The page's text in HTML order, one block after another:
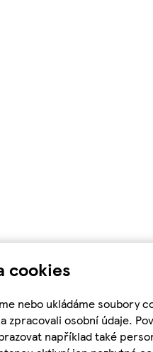
cookies
nebo ukládáme soubory
zpracovali osobní údaje.
například také